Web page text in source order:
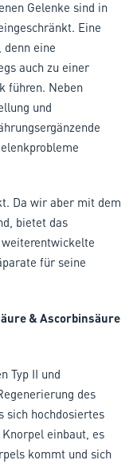
Gelenke sind in
Eine
eine
auch zu einer
führen. Neben
und
Da wir aber mit dem
bietet das
für seine
& Ascorbinsäure
Typ II und
des
sich hochdosiertes
einbaut, es
kommt und sich